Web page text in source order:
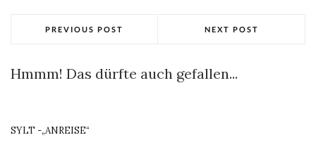
PREVIOUS POST NEXT POST
Hmmm! Das dürfte auch gefallen...
SYLT -„ANREISE“